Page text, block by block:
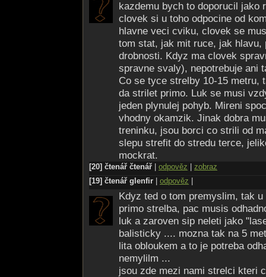
kazdemu bych to doporucil jako
clovek si u toho odpocine od
hlavne veci cviku, clovek se
tom stat, jak mit ruce, jak hlavu,
drobnosti. Kdyz ma clovek
spravne svaly), nepotrebuje ani
Co se tyce strelby 10-15 metru,
da strilet primo. Luk se musi
jeden plynulej pohyb. Mireni
vhodny okamzik. Jinak dobra
treninku, jsou borci co strili od
slepu strefit do stredu terce,
mockrat.
[20] čtenář čtenář odpověz zobraz
[19] čtenář glenfir odpověz
Kdyz ted o tom premyslim, tak
primo strelba, pac musis
luk a zaroven sip neleti jako
balisticky .... mozna tak na 5
lita obloukem a to je potreba
nemylilm ...
jsou zde mezi nami strelci kteri